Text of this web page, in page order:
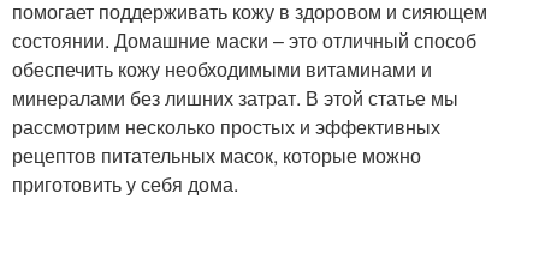
Маски в зависимости Уход для кожи
помогает поддерживать кожу в здоровом и сияющем
состоянии. Домашние маски – это отличный способ
обеспечить кожу необходимыми витаминами и
минералами без лишних затрат. В этой статье мы
рассмотрим несколько простых и эффективных
рецептов питательных масок, которые можно
приготовить у себя дома.